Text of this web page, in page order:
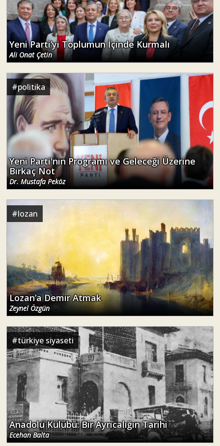
Yeni Parti’yi Toplumun İçinde Kurmalı
Ali Onat Çetin
#politika
Yeni Parti'nin Programı ve Geleceği Üzerine
Birkaç Not
Dr. Mustafa Peköz
#lozan
Lozan’a Demir Atmak
Zeynel Özgün
#türkiye siyaseti
Anadolu Kulübü: Bir Ayrıcalığın Tarihi
Ecehan Balta